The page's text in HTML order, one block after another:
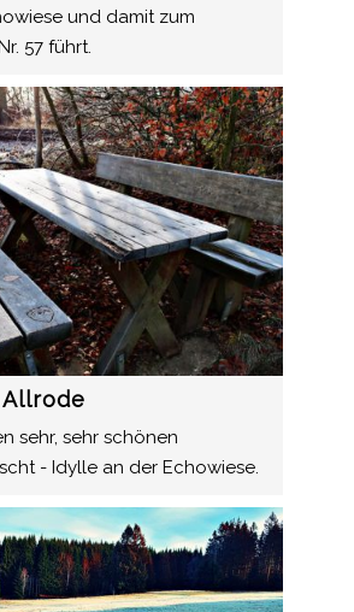
und damit zum
57 führt.
sehr, sehr schönen
- Idylle an der Echowiese.